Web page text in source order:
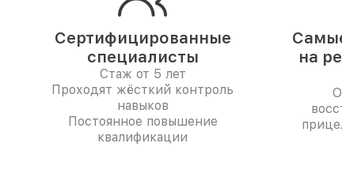
Сертифицированные
специалисты
Стаж от 5 лет
Проходят жёсткий контроль
навыков
Постоянное повышение
квалификации
на